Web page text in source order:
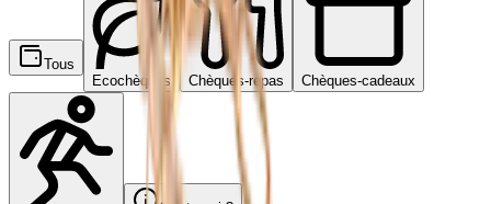
Tous
Ecochèques
Chèques-repas Chèques-cadeaux